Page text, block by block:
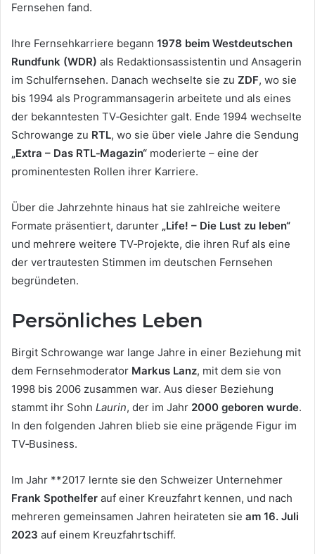
Fernsehen fand.
Ihre Fernsehkarriere begann 1978 beim Westdeutschen
Rundfunk (WDR) als Redaktionsassistentin und Ansagerin
im Schulfernsehen. Danach wechselte sie zu ZDF, wo sie
bis 1994 als Programmansagerin arbeitete und als eines
der bekanntesten TV‑Gesichter galt. Ende 1994 wechselte
Schrowange zu RTL, wo sie über viele Jahre die Sendung
„Extra – Das RTL‑Magazin“ moderierte – eine der
prominentesten Rollen ihrer Karriere.
Über die Jahrzehnte hinaus hat sie zahlreiche weitere
Formate präsentiert, darunter „Life! – Die Lust zu leben“
und mehrere weitere TV‑Projekte, die ihren Ruf als eine
der vertrautesten Stimmen im deutschen Fernsehen
begründeten.
Persönliches Leben
Birgit Schrowange war lange Jahre in einer Beziehung mit
dem Fernsehmoderator Markus Lanz, mit dem sie von
1998 bis 2006 zusammen war. Aus dieser Beziehung
stammt ihr Sohn Laurin, der im Jahr 2000 geboren wurde.
In den folgenden Jahren blieb sie eine prägende Figur im
TV‑Business.
Im Jahr **2017 lernte sie den Schweizer Unternehmer
Frank Spothelfer auf einer Kreuzfahrt kennen, und nach
mehreren gemeinsamen Jahren heirateten sie am 16. Juli
2023 auf einem Kreuzfahrtschiff.